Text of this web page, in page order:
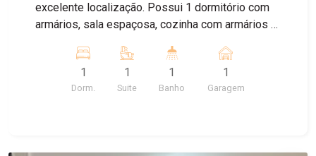
excelente localização. Possui 1 dormitório com
armários, sala espaçosa, cozinha com armários e
quem busca praticidade, conforto e fácil acesso
ao comércio e serviços. Agende sua visita!
1
Dorm.
1
Suite
1
Banho
1
Garagem